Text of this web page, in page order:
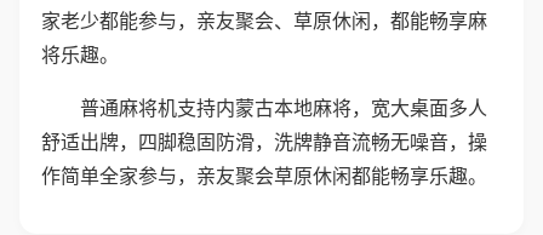
家老少都能参与，亲友聚会、草原休闲，都能畅享麻
将乐趣。
普通麻将机支持内蒙古本地麻将，宽大桌面多人
舒适出牌，四脚稳固防滑，洗牌静音流畅无噪音，操
作简单全家参与，亲友聚会草原休闲都能畅享乐趣。